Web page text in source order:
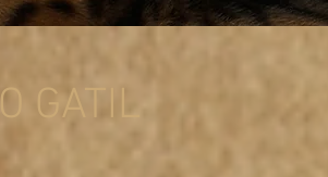
O GATIL